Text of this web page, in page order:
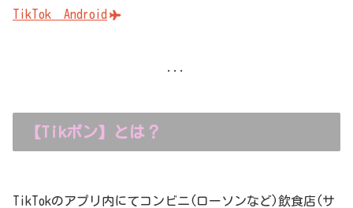
TikTok Android
【Tikポン】とは？
TikTokのアプリ内にてコンビニ(ローソンなど)飲食店(サ